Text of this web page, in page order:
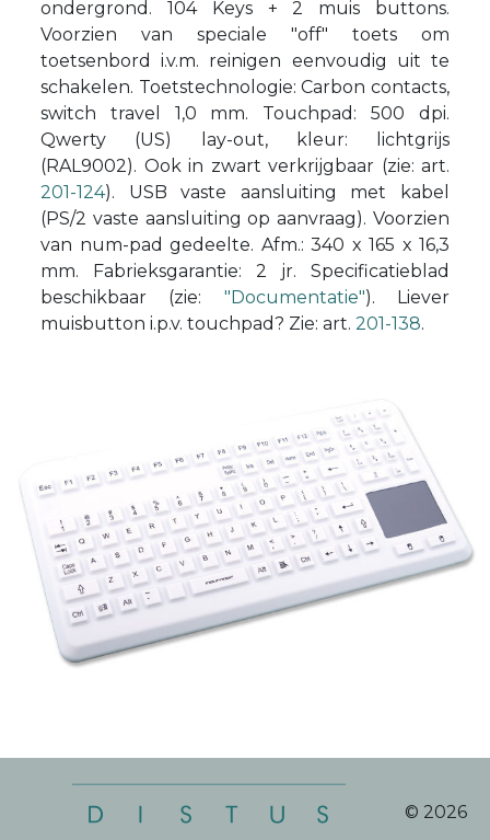
ondergrond. 104 Keys + 2 muis buttons.
Voorzien van speciale "off" toets om
toetsenbord i.v.m. reinigen eenvoudig uit te
schakelen. Toetstechnologie: Carbon contacts,
switch travel 1,0 mm. Touchpad: 500 dpi.
Qwerty (US) lay-out, kleur: lichtgrijs
(RAL9002). Ook in zwart verkrijgbaar (zie: art.
201-124). USB vaste aansluiting met kabel
(PS/2 vaste aansluiting op aanvraag). Voorzien
van num-pad gedeelte. Afm.: 340 x 165 x 16,3
mm. Fabrieksgarantie: 2 jr. Specificatieblad
beschikbaar (zie: "Documentatie"). Liever
muisbutton i.p.v. touchpad? Zie: art. 201-138.
© 2026